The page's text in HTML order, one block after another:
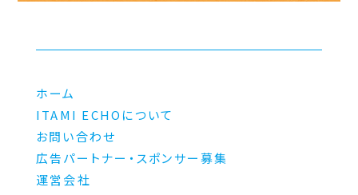
ホーム
ITAMI ECHOについて
お問い合わせ
広告パートナー・スポンサー募集
運営会社